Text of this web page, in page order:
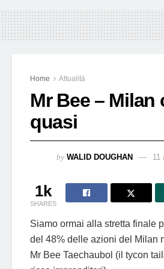
Home Attualità
Mr Bee – Milan
quasi
by WALID DOUGHAN 11
1k
SHARES
Siamo ormai alla stretta finale
del 48% delle azioni del Milan
Mr Bee Taechaubol (il tycon